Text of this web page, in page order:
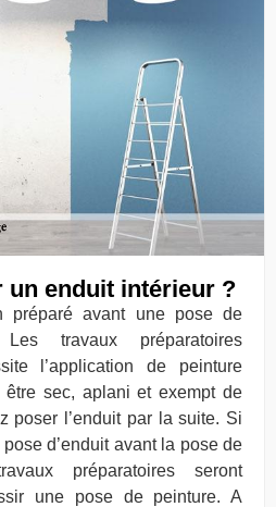
un enduit intérieur ?
préparé avant une pose de
travaux préparatoires
l’application de peinture
sec, aplani et exempt de
poser l’enduit par la suite. Si
d’enduit avant la pose de
préparatoires seront
une pose de peinture. A